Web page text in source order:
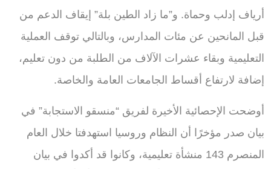
أرياف إدلب وحماة. و”ما زاد الطين بلة” إيقاف الدعم من
قبل المانحين عن مئات المدارس، وبالتالي توقف العملية
التعليمية وبقاء عشرات الآلاف من الطلبة من دون تعليم،
إضافة لارتفاع أقساط الجامعات العامة والخاصة.
أوضحت الإحصائية الأخيرة لفريق “منسقو الاستجابة” في
بيان صدر مؤخرًا أن النظام وروسيا استهدفتا خلال العام
المنصرم 143 منشأة تعليمية، وكانوا قد أكدوا في بيان